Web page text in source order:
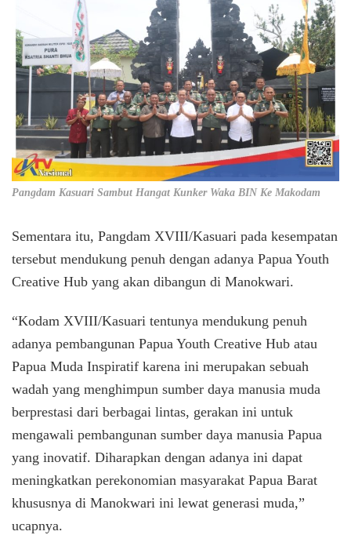
Pangdam Kasuari Sambut Hangat Kunker Waka BIN Ke Makodam
Sementara itu, Pangdam XVIII/Kasuari pada kesempatan
tersebut mendukung penuh dengan adanya Papua Youth
Creative Hub yang akan dibangun di Manokwari.
“Kodam XVIII/Kasuari tentunya mendukung penuh
adanya pembangunan Papua Youth Creative Hub atau
Papua Muda Inspiratif karena ini merupakan sebuah
wadah yang menghimpun sumber daya manusia muda
berprestasi dari berbagai lintas, gerakan ini untuk
mengawali pembangunan sumber daya manusia Papua
yang inovatif. Diharapkan dengan adanya ini dapat
meningkatkan perekonomian masyarakat Papua Barat
khususnya di Manokwari ini lewat generasi muda,”
ucapnya.